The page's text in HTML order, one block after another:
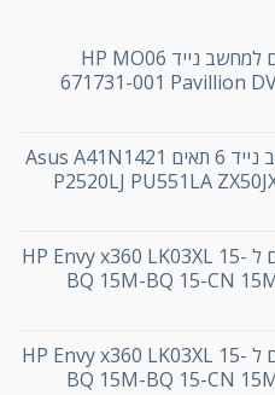
סוללה מקורית 6 תאים למחשב נייד HP MO06
671731-001 Pavillion
סוללה חליפית למחשב נייד 6 תאים Asus A41N1421
P2520LJ PU551LA
סוללה חליפית 6 תאים ל HP Envy x360 LK03XL 15-
BQ 15M-BQ 15-CN
סוללה מקורית 6 תאים ל HP Envy x360 LK03XL 15-
BQ 15M-BQ 15-CN